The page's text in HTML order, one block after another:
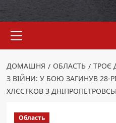
меню
ДОМАШНЯ ОБЛАСТЬ
ТРОЄ
З ВІЙНИ: У БОЮ ЗАГИНУВ 28-
ХЛЄСТКОВ З
Область